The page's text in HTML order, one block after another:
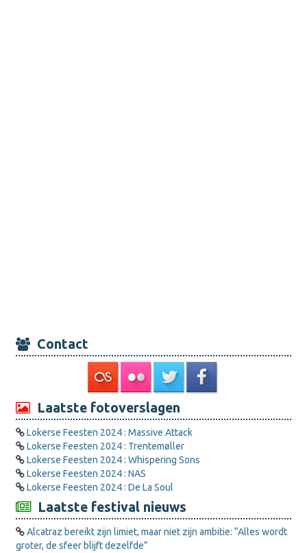
Contact
Laatste fotoverslagen
Lokerse Feesten 2024 : Massive Attack
Lokerse Feesten 2024 : Trentemøller
Lokerse Feesten 2024 : Whispering Sons
Lokerse Feesten 2024 : NAS
Lokerse Feesten 2024 : De La Soul
Laatste festival nieuws
Alcatraz bereikt zijn limiet, maar niet zijn ambitie: “Alles wordt
groter, de sfeer blijft dezelfde”